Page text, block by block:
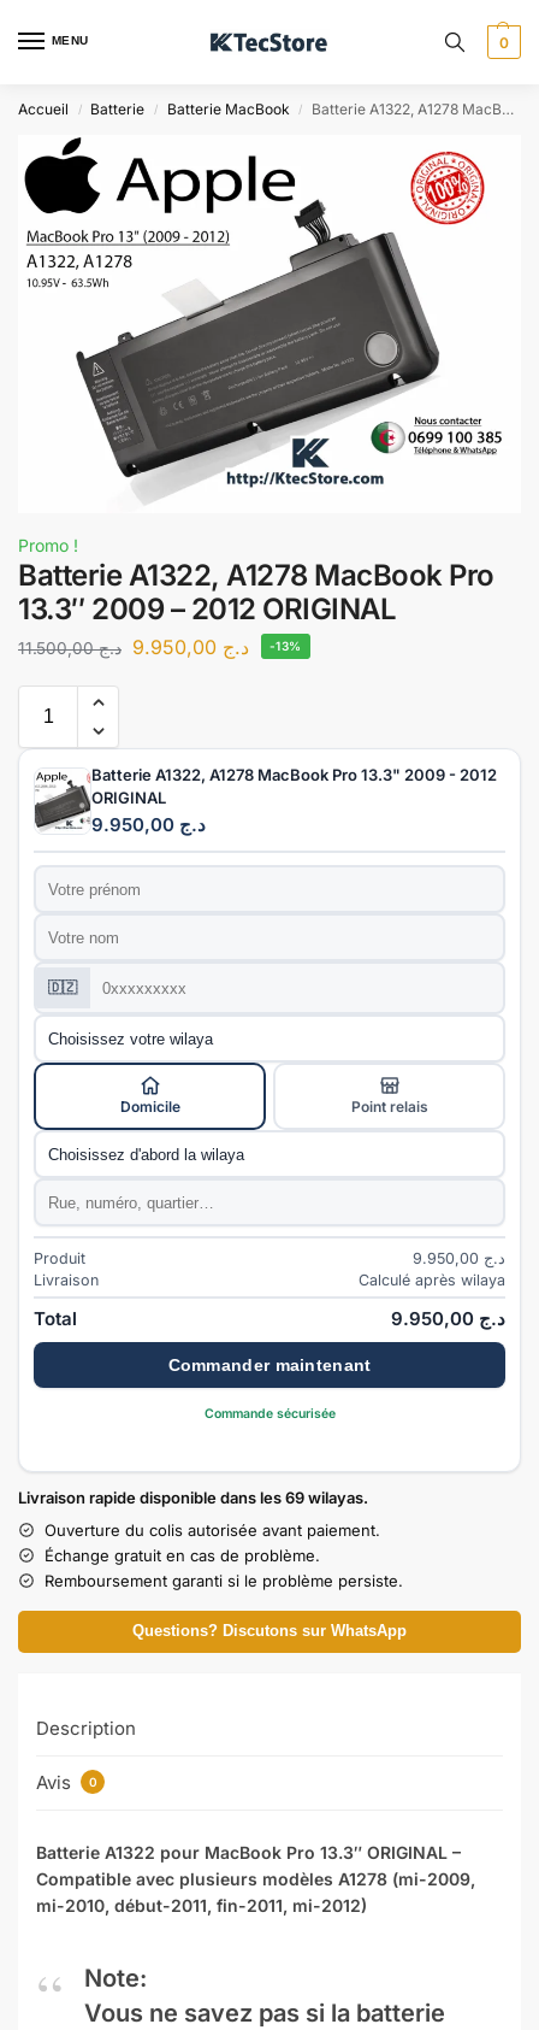
MENU 0
Accueil / Batterie / Batterie MacBook / Batterie A1322, A1278 MacBook Pro 13.3″ 2009 – 2012 ORIGINAL
Promo !
Batterie A1322, A1278 MacBook Pro
13.3″ 2009 – 2012 ORIGINAL
د.ج11.500,00 د.ج -13%
Batterie A1322, A1278 MacBook Pro 13.3" 2009 - 2012
ORIGINAL
د.ج 9.950,00
Prénom
Nom
Téléphone
🇩🇿
Wilaya
Mode de livraison
Domicile
Point relais
Commune
Adresse
Produit د.ج
Livraison
Calculé après wilaya
Total د.ج
Commander maintenant
Commande sécurisée
Livraison rapide disponible dans les 69 wilayas.
Ouverture du colis autorisée avant paiement.
Échange gratuit en cas de problème.
Remboursement garanti si le problème persiste.
Questions? Discutons sur WhatsApp
Description
Avis 0
Batterie A1322 pour MacBook Pro 13.3″ ORIGINAL –
Compatible avec plusieurs modèles A1278 (mi-2009,
mi-2010, début-2011, fin-2011, mi-2012)
Note:
Vous ne savez pas si la batterie